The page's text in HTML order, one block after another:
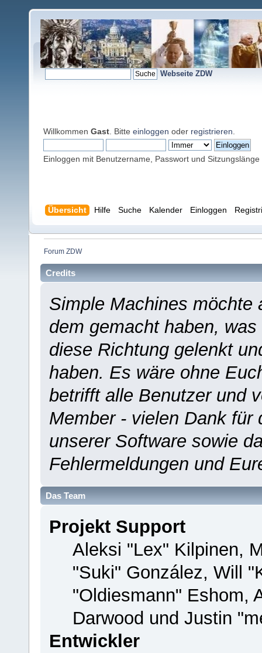
Webseite ZDW
Willkommen Gast . Bitte einloggen oder registrieren
Einloggen mit Benutzername, Passwort und Sitzungslänge
Übersicht Hilfe Suche Kalender Einloggen
Forum ZDW
Credits
Simple Machines möchte
dem gemacht haben,
diese Richtung gelenkt
haben. Es wäre ohne
betrifft alle Benutzer und
Member - vielen Dank für
unserer Software sowie
Fehlermeldungen und
Das Team
Projekt Support
Aleksi "Lex" Kilpinen,
"Suki" González, Will
"Oldiesmann" Eshom,
Darwood und Justin
Entwickler